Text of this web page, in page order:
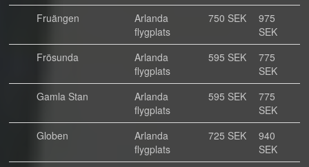
Fruängen
Arlanda
flygplats
750 SEK
975
SEK
Frösunda
Arlanda
flygplats
595 SEK
775
SEK
Gamla Stan
Arlanda
flygplats
595 SEK
775
SEK
Globen
Arlanda
flygplats
725 SEK
940
SEK